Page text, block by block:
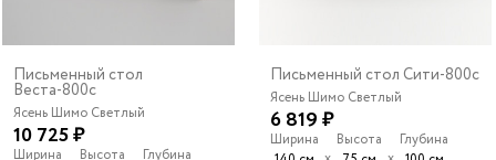
Письменный стол
Веста-800c
Ясень Шимо Светлый
10 725 ₽
Ширина
Высота
Глубина
Письменный стол Сити-800c
Ясень Шимо Светлый
6 819 ₽
Ширина
Высота
Глубина